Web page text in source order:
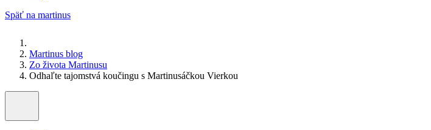
Späť na martinus
Martinus blog
Zo života Martinusu
Odhaľte tajomstvá koučingu s Martinusáčkou Vierkou